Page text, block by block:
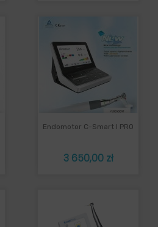
Endomotor C-Smart I PRO
Cena
3 650,00 zł